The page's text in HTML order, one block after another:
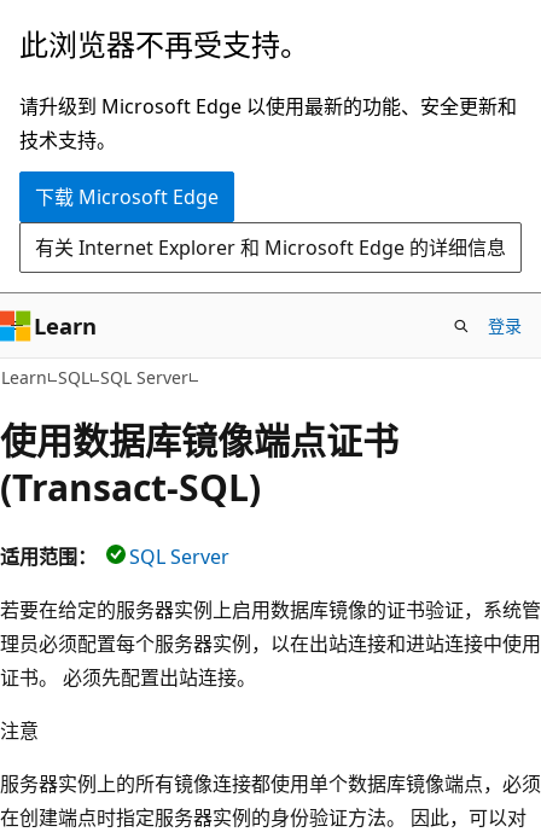
跳
主
要
内
此浏览器不再受支持。
请升级到 Microsoft Edge 以使用最新的功能、安全更新和
技术支持。
下载 Microsoft Edge
有关 Internet Explorer 和 Microsoft Edge 的详细信息
Learn 登录
Learn SQL SQL Server
使用数据库镜像端点证书
(Transact-SQL)
适用范围：
SQL Server
若要在给定的服务器实例上启用数据库镜像的证书验证，系统管
理员必须配置每个服务器实例，以在出站连接和进站连接中使用
证书。 必须先配置出站连接。
注意
服务器实例上的所有镜像连接都使用单个数据库镜像端点，必须
在创建端点时指定服务器实例的身份验证方法。 因此，可以对